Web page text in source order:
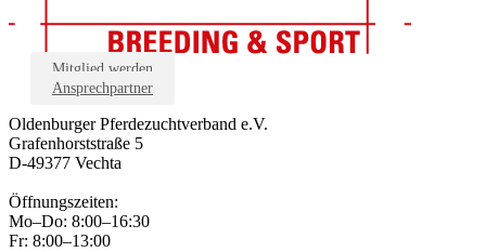
Mitglied werden
Ansprechpartner
Oldenburger Pferdezuchtverband e.V.
Grafenhorststraße 5
D-49377 Vechta
Öffnungszeiten:
Mo–Do: 8:00–16:30
Fr: 8:00–13:00